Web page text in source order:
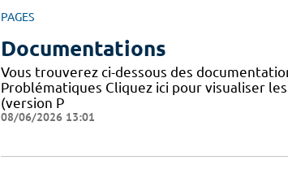
PAGES
Documentations
Vous trouverez ci-dessous des
Problématiques Cliquez ici pour visualiser
(version P
08/06/2026 13:01